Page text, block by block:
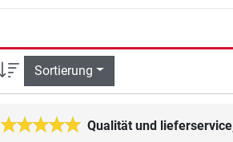
Sortierung
Qualität und